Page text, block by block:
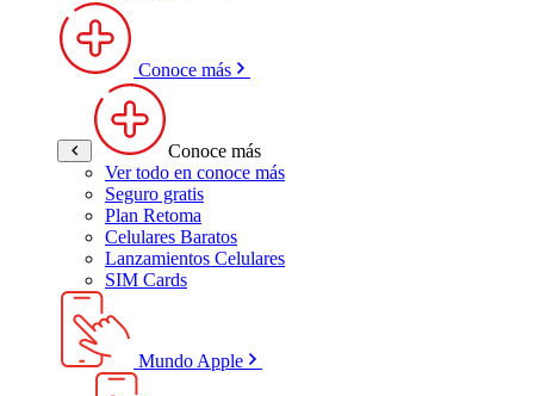
Conoce más
Conoce más
Ver todo en conoce más
Seguro gratis
Plan Retoma
Celulares Baratos
Lanzamientos Celulares
SIM Cards
Mundo Apple